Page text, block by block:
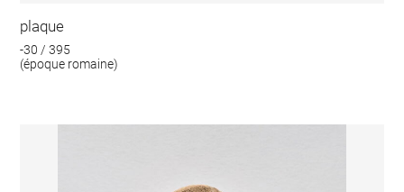
plaque
-30 / 395
(époque romaine)